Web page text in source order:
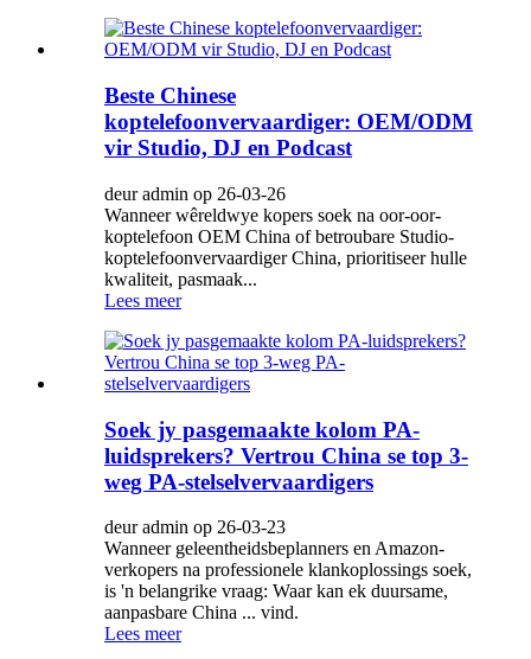
Beste Chinese
koptelefoonvervaardiger: OEM/ODM
vir Studio, DJ en Podcast
deur admin op 26-03-26
Wanneer wêreldwye kopers soek na oor-oor-
koptelefoon OEM China of betroubare Studio-
koptelefoonvervaardiger China, prioritiseer hulle
kwaliteit, pasmaak...
Lees meer
Soek jy pasgemaakte kolom PA-
luidsprekers? Vertrou China se top 3-
weg PA-stelselvervaardigers
deur admin op 26-03-23
Wanneer geleentheidsbeplanners en Amazon-
verkopers na professionele klankoplossings soek,
is 'n belangrike vraag: Waar kan ek duursame,
aanpasbare China ... vind.
Lees meer